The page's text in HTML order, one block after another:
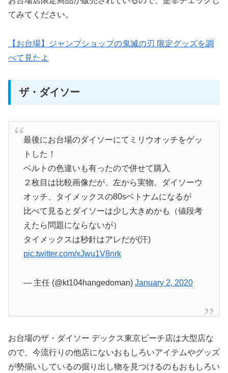
てみてください。
【お台場】ジャンプショップの鬼滅の刃 限定グッズを調
べて見たよ
ザ・ダイソー
最後にお台場のダイソーにてミリウオッチをゲッ
トした！
ベルトの色違いも有ったので併せて購入
２枚目は比較画像だが、左から実物、ダイソーウ
オッチ、タイメックスの80sベトナムになるが
比べて見るとダイソーは少し大きめかも（値段考
えたら問題にならないが）
タイメックスは秒針はアレだが(汗)
pic.twitter.com/xJwu1V8nrk
— 主任 (@kt104hangedoman) January 2, 2020
お台場のザ・ダイソー デックス東京ビーチ店は大型店な
ので、今流行りの他店にないおもしろいアイテムやグッズ
が勢揃いしているの掘り出し物を見つけるのもおもしろい